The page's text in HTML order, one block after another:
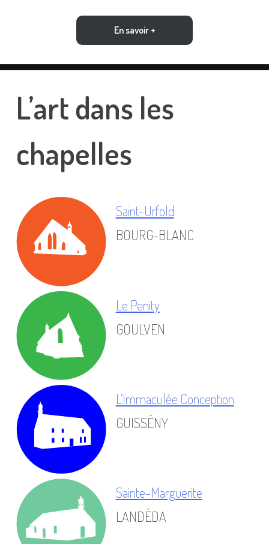
En savoir +
L’art dans les
chapelles
Saint-Urfold
BOURG-BLANC
Le Penity
GOULVEN
L’Immaculée Conception
GUISSÉNY
Sainte-Marguerite
LANDÉDA